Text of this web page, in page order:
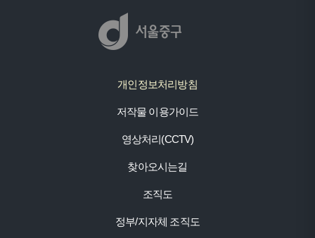
개인정보처리방침
저작물 이용가이드
영상처리(CCTV)
찾아오시는길
조직도
정부/지자체 조직도